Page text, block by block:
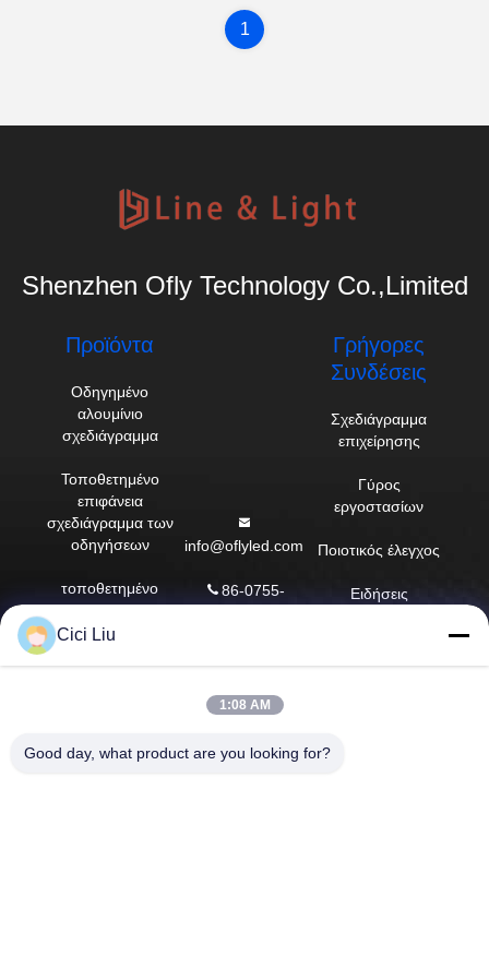
1
Shenzhen Ofly Technology Co.,Limited
Προϊόντα
Οδηγημένο
αλουμίνιο
σχεδιάγραμμα
Τοποθετημένο
επιφάνεια
σχεδιάγραμμα των
οδηγήσεων
τοποθετημένο
σχεδιάγραμμα των
οδηγήσεων
Ανασταλμένο
info@oflyled.com
86-0755-
Shishan,
Guangdong, Κίνα
Γρήγορες
Συνδέσεις
Σχεδιάγραμμα
επιχείρησης
Γύρος
εργοστασίων
Ποιοτικός έλεγχος
Ειδήσεις
Cici Liu
1:08 AM
Good day, what product are you looking for?